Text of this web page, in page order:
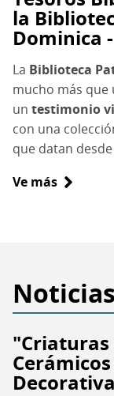
la
Dominica
La Biblioteca
mucho más que
un testimonio
con una
que datan desde
Ve más sobre
de
la
Recoleta
Noticias
"Criaturas